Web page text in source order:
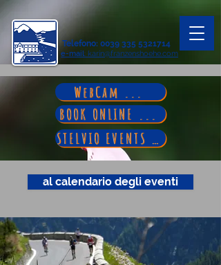
Telefono: 0039 335 5321714
e-mail: karin@franzenshoehe.com
WebCam ...
BOOK ONLINE ...
STELVIO EVENTS ...
al calendario degli eventi